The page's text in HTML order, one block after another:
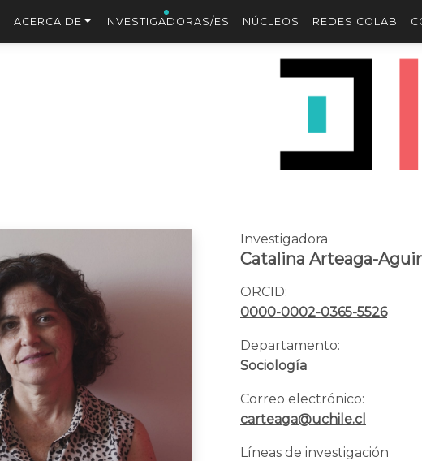
ACERCA DE INVESTIGADORAS/ES NÚCLEOS REDES COLAB
Investigadora
Catalina Arteaga-
ORCID:
0000-0002-0365-5526
Departamento:
Sociología
Correo electrónico:
carteaga@uchile.cl
Líneas de investigación